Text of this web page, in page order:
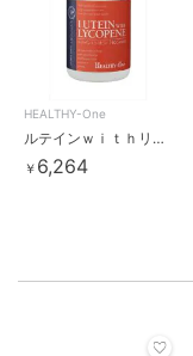
HEALTHY-One
ルテインｗｉｔｈリコピン
￥ 6,264